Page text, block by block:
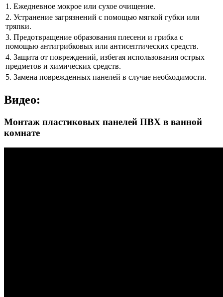
1. Ежедневное мокрое или сухое очищение.
2. Устранение загрязнений с помощью мягкой губки или
тряпки.
3. Предотвращение образования плесени и грибка с
помощью антигрибковых или антисептических средств.
4. Защита от повреждений, избегая использования острых
предметов и химических средств.
5. Замена поврежденных панелей в случае необходимости.
Видео:
Монтаж пластиковых панелей ПВХ в ванной
комнате